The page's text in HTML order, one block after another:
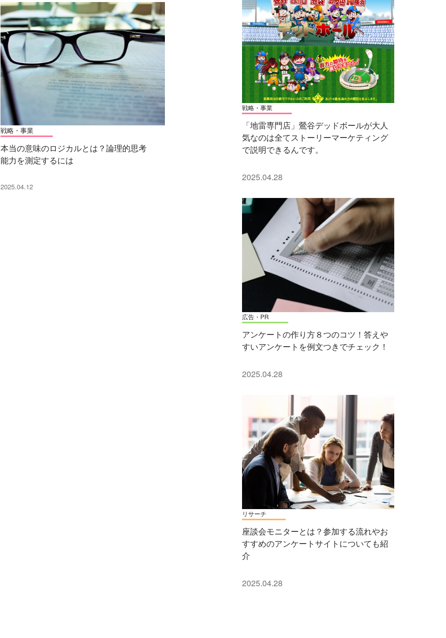
戦略・事業
本当の意味のロジカルとは？論理的思考
能力を測定するには
2025.04.12
戦略・事業
「地雷専門店」鶯谷デッドボールが大人
気なのは全てストーリーマーケティング
で説明できるんです。
2025.04.28
広告・PR
アンケートの作り方８つのコツ！答えや
すいアンケートを例文つきでチェック！
2025.04.28
リサーチ
座談会モニターとは？参加する流れやお
すすめのアンケートサイトについても紹
介
2025.04.28